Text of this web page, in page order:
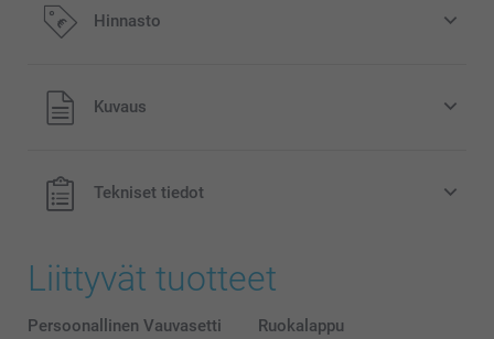
Voidaan käyttää lastenhuoneen koristeena
Helppo puhdistaa, valmistettu pölyä hylkivästä,
Hinnasto
Kaikki hinnat ovat euroina, sisältävät arvonlisäveron ja
eivät sisällä postikuluja.
Kuvaus
Tekniset tiedot
Liittyvät tuotteet
Persoonallinen Vauvasetti Ruokalappu